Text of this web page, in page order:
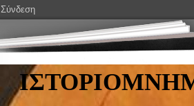
Σύνδεση